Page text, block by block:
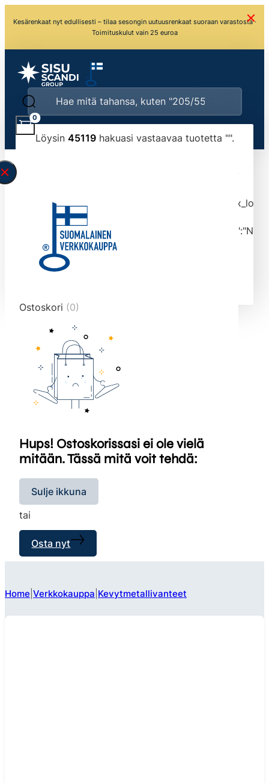
Kesärenkaat nyt edullisesti – tilaa sesongin uutuusrenkaat suoraan varastosta ·
Toimituskulut vain 25 euroa
Löysin 45119hakuasi vastaavaa tuotetta "".
typed the search query correctly.<br>Currently
tmlmvi","meta_query":
data-original-query-vars="[]" data-page="1"
data-max-pages="4512" data-start="1" data-
end="10">
0
Ostoskori (0)
Hups! Ostoskorissasi ei ole vielä
mitään. Tässä mitä voit tehdä:
Sulje ikkuna
tai
Osta nyt
Home Verkkokauppa Kevytmetallivanteet